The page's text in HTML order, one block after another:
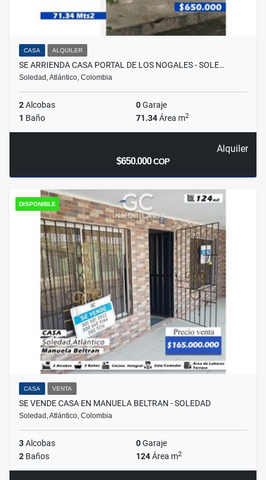
CASA ALQUILER
SE ARRIENDA CASA PORTAL DE LOS NOGALES - SOLE…
Soledad, Atlántico, Colombia
2Alcobas 0Garaje
1 Baño 71.34Área m2
Alquiler
$650.000COP
DISPONIBLE
CASA VENTA
SE VENDE CASA EN MANUELA BELTRAN - SOLEDAD
Soledad, Atlántico, Colombia
3Alcobas 0Garaje
2 Baños 124Área m2